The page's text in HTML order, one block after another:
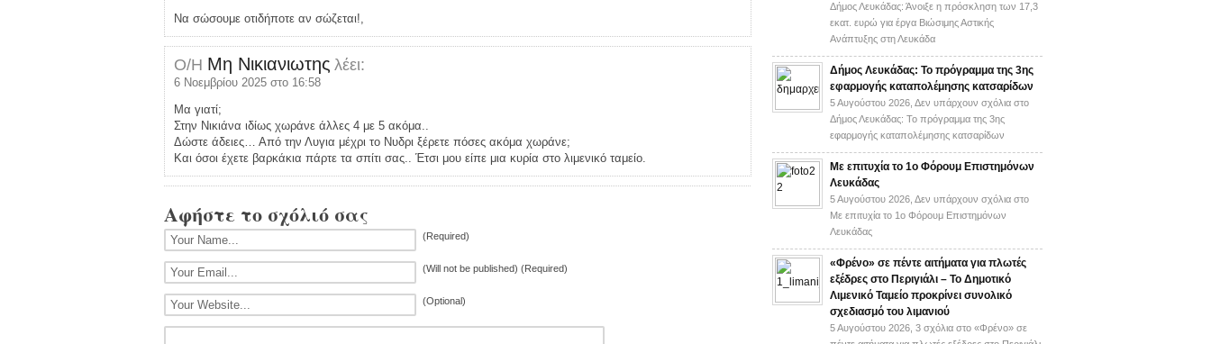
Να σώσουμε οτιδήποτε αν σώζεται!,
Ο/Η Μη Νικιανιωτης λέει:
6 Νοεμβρίου 2025 στο 16:58
Μα γιατί;
Στην Νικιάνα ιδίως χωράνε άλλες 4 με 5 ακόμα..
Δώστε άδειες… Από την Λυγια μέχρι το Νυδρι ξέρετε πόσες ακόμα χωράνε;
Και όσοι έχετε βαρκάκια πάρτε τα σπίτι σας.. Έτσι μου είπε μια κυρία στο λιμενικό ταμείο.
Αφήστε το σχόλιό σας
(Required)
(Will not be published) (Required)
(Optional)
Δήμος Λευκάδας: Άνοιξε η πρόσκληση των 17,3
εκατ. ευρώ για έργα Βιώσιμης Αστικής
Ανάπτυξης στη Λευκάδα
Δήμος Λευκάδας: Το πρόγραμμα της 3ης
εφαρμογής καταπολέμησης κατσαρίδων
5 Αυγούστου 2026, Δεν υπάρχουν σχόλια στο
Δήμος Λευκάδας: Το πρόγραμμα της 3ης
εφαρμογής καταπολέμησης κατσαρίδων
Με επιτυχία το 1ο Φόρουμ Επιστημόνων
Λευκάδας
5 Αυγούστου 2026, Δεν υπάρχουν σχόλια στο
Με επιτυχία το 1ο Φόρουμ Επιστημόνων
Λευκάδας
«Φρένο» σε πέντε αιτήματα για πλωτές
εξέδρες στο Περιγιάλι – Το Δημοτικό
Λιμενικό Ταμείο προκρίνει συνολικό
σχεδιασμό του λιμανιού
5 Αυγούστου 2026, 3 σχόλια στο «Φρένο» σε